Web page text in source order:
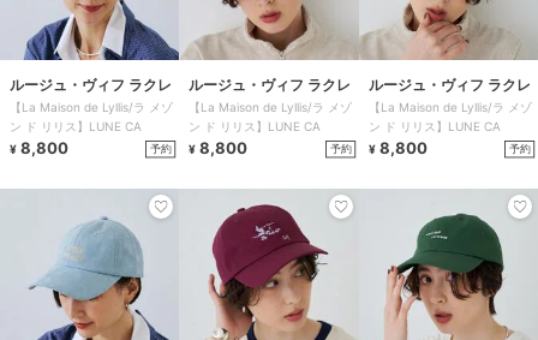
ルージュ・ヴィフ ラクレ
【La Maison de Lyllis/ラ メゾ
ン ド リリス】LUNE CA
¥ 8,800 予約
ルージュ・ヴィフ ラクレ
【La Maison de Lyllis/ラ メゾ
ン ド リリス】LUNE CA
¥ 8,800 予約
ルージュ・ヴィフ ラクレ
【La Maison de Lyllis/ラ メゾ
ン ド リリス】LUNE CA
¥ 8,800 予約